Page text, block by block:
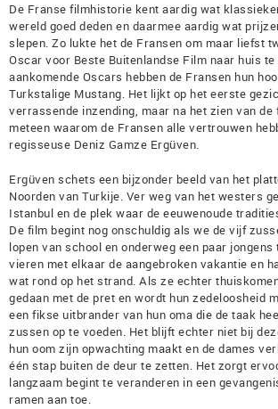
De Franse filmhistorie kent aardig wat
wereld goed deden en daarmee aardig wat
slepen. Zo lukte het de Fransen om maar liefst
Oscar voor Beste Buitenlandse Film naar huis te
aankomende Oscars hebben de Fransen hun
Turkstalige Mustang. Het lijkt op het eerste
verrassende inzending, maar na het zien van de
meteen waarom de Fransen alle vertrouwen
regisseuse Deniz Gamze Ergüven.
Ergüven schets een bijzonder beeld van het
Noorden van Turkije. Ver weg van het westers
Istanbul en de plek waar de eeuwenoude
De film begint nog onschuldig als we de vijf
lopen van school en onderweg een paar jongens
vieren met elkaar de aangebroken vakantie en
wat rond op het strand. Als ze echter
gedaan met de pret en wordt hun zedeloosheid
een fikse uitbrander van hun oma die de taak
zussen op te voeden. Het blijft echter niet bij
hun oom zijn opwachting maakt en de dames
één stap buiten de deur te zetten. Het zorgt
langzaam begint te veranderen in een
ramen aan toe.